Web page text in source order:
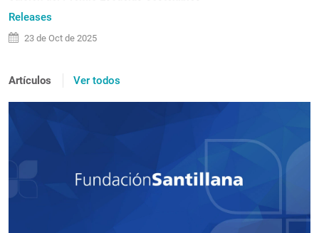
Releases
23 de Oct de 2025
Artículos Ver todos